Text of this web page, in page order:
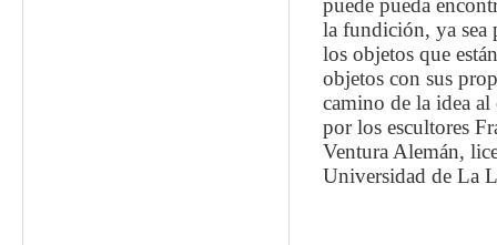
puede pueda
la fundición, ya sea
los objetos que
objetos con sus
camino de la idea
por los escultores
Ventura Alemán,
Universidad de La